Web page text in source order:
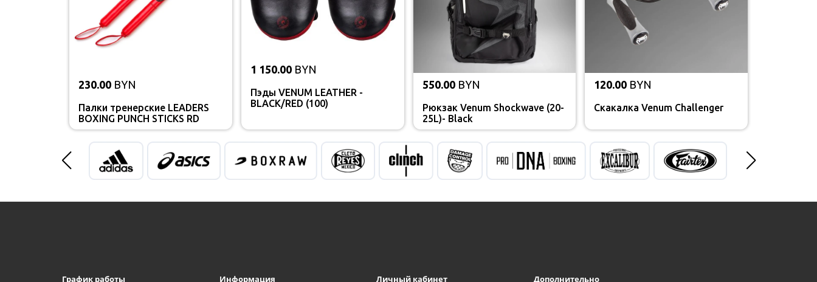
230.00 BYN
Палки тренерские LEADERS
BOXING PUNCH STICKS RD
1 150.00 BYN
Пэды VENUM LEATHER -
BLACK/RED (100)
550.00 BYN
Рюкзак Venum Shockwave (20-
25L)- Black
120.00 BYN
Скакалка Venum Challenger
График работы Информация Личный кабинет Дополнительно